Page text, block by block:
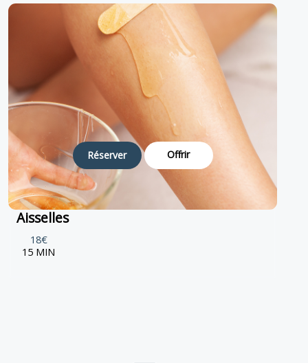
Réserver Offrir
Aisselles
18€
15 MIN